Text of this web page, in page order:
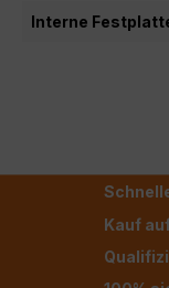
Interne
Kauf